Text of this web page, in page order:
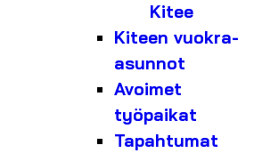
Kitee
Kiteen vuokra-
asunnot
Avoimet
työpaikat
Tapahtumat